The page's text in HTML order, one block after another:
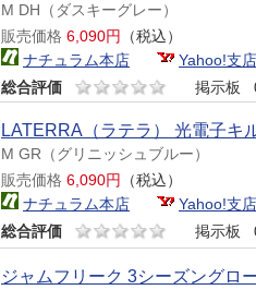
M DH（ダスキーグレー）
販売価格 6,090円
（税込）
ナチュラム本店
Yahoo!支店
総合評価
掲示板
LATERRA（ラテラ） 光電子キ
M GR（グリニッシュブルー）
販売価格 6,090円
（税込）
ナチュラム本店
Yahoo!支店
総合評価
掲示板
ジャムフリーク 3シーズングロ